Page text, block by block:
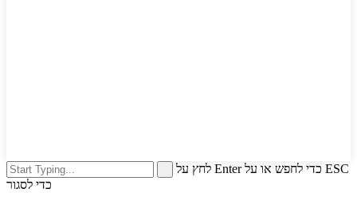
לחץ על Enter כדי לחפש או על ESC
כדי לסגור